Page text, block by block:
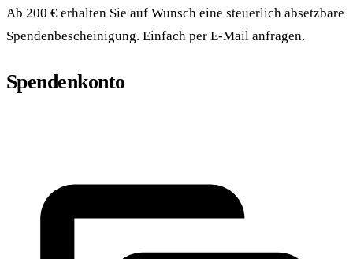
Ab 200 € erhalten Sie auf Wunsch eine steuerlich absetzbare
Spendenbescheinigung. Einfach per E-Mail anfragen.
Spendenkonto